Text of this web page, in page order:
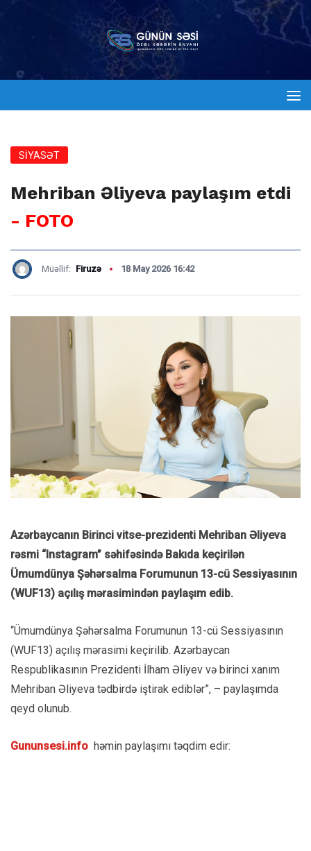
SİYASƏT
Mehriban Əliyeva paylaşım etdi
- FOTO
Müəllif: Firuzə 18 May 2026 16:42
Azərbaycanın Birinci vitse-prezidenti Mehriban Əliyeva
rəsmi “Instagram” səhifəsində Bakıda keçirilən
Ümumdünya Şəhərsalma Forumunun 13-cü Sessiyasının
(WUF13) açılış mərasimindən paylaşım edib.
“Ümumdünya Şəhərsalma Forumunun 13-cü Sessiyasının
(WUF13) açılış mərasimi keçirilib. Azərbaycan
Respublikasının Prezidenti İlham Əliyev və birinci xanım
Mehriban Əliyeva tədbirdə iştirak ediblər”, – paylaşımda
qeyd olunub.
Gununsesi.info həmin paylaşımı təqdim edir: